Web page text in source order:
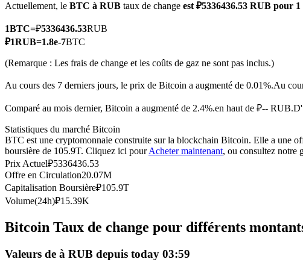
TradFi
Produits dérivés sur actions, forex, métaux précieux et matières premières
Futures USDC
Futures utilisant l'USDC comme garantie
Actuellement, le BTC à RUB taux de change est ₽5336436.53 RUB pour
1BTC=₽5336436.53RUB
₽1RUB=1.8e-7BTC
(Remarque : Les frais de change et les coûts de gaz ne sont pas inclus.)
Au cours des 7 derniers jours, le prix de Bitcoin a augmenté de 0.01%.Au
Comparé au mois dernier, Bitcoin a augmenté de 2.4%.en haut de ₽-- RUB.
Statistiques du marché Bitcoin
BTC est une cryptomonnaie construite sur la blockchain Bitcoin. Elle a une
boursière de 105.9T. Cliquez ici pourAcheter maintenant, ou consultez notre
Prix Actuel₽5336436.53
Offre en Circulation20.07M
Capitalisation Boursière₽105.9T
Volume(24h)₽15.39K
Bitcoin Taux de change pour différents
Valeurs de à RUB depuis today 03:59